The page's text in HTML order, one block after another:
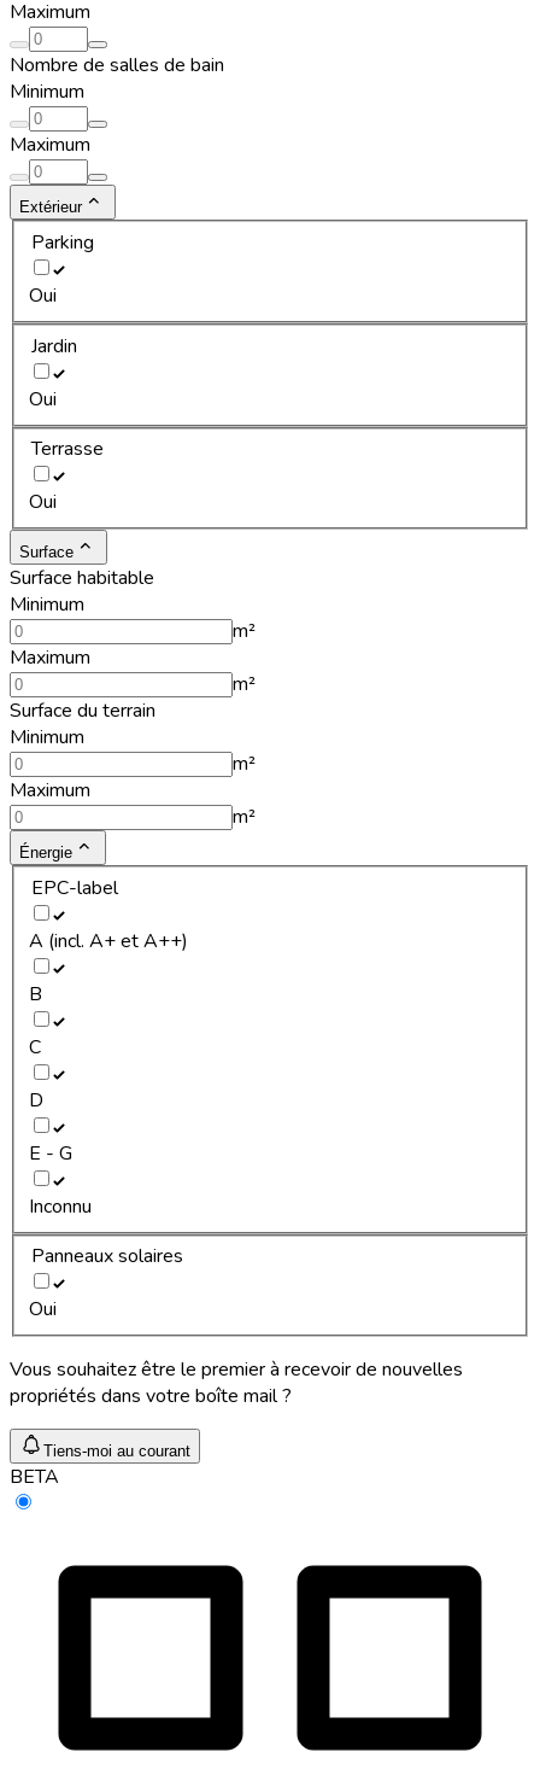
Maximum
Nombre de salles de bain
Minimum
Maximum
Extérieur
Parking
Oui
Jardin
Oui
Terrasse
Oui
Surface
Surface habitable
Minimum
m²
Maximum
m²
Surface du terrain
Minimum
m²
Maximum
m²
Énergie
EPC-label
A (incl. A+ et A++)
B
C
D
E - G
Inconnu
Panneaux solaires
Oui
Vous souhaitez être le premier à recevoir de nouvelles
propriétés dans votre boîte mail ?
Tiens-moi au courant
BETA